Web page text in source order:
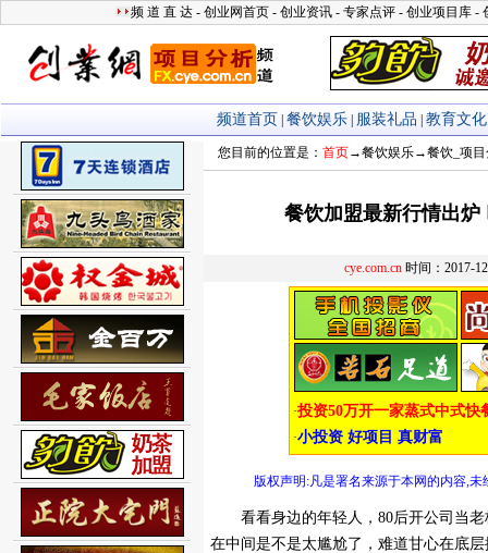
您目前的位置是： 首页→餐饮娱乐→餐饮_项
餐饮加盟最新行情出
cye.com.cn 时间：2017-
版权声明:凡是署名来源于本网的内容,未
看看身边的年轻人，80后开公司当老
在中间是不是太尴尬了，难道甘心在底